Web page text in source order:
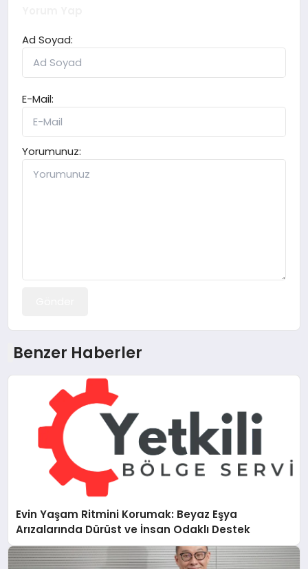
Ad Soyad:
E-Mail:
Yorumunuz:
Benzer Haberler
Evin Yaşam Ritmini Korumak: Beyaz Eşya
Arızalarında Dürüst ve İnsan Odaklı Destek